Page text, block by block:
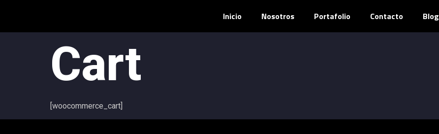
Inicio Nosotros Portafolio Contacto Blog
Cart
[woocommerce_cart]